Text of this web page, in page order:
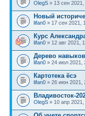
OlegS » 13 сен 2021,
Новый
lifan0 » 17 сен 2021,
Курс
lifan0 » 12 авг 2021,
Дерево
lifan0 » 24 июл 2021,
Картотека ёсэ
lifan0 » 26 июн 2021,
Владивосток-
OlegS » 10 апр